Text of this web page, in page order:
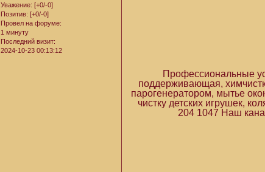
Уважение: [+0/-0]
Позитив: [+0/-0]
Провел на форуме:
1 минуту
Последний визит:
2024-10-23 00:13:12
Профессиональные
поддерживающая,
парогенератором, мытье
чистку детских игрушек,
204 1047 Наш